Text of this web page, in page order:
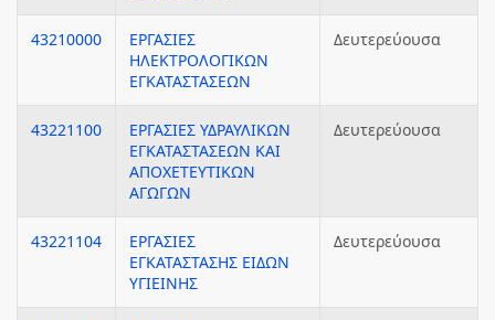
43210000
ΕΡΓΑΣΙΕΣ
ΗΛΕΚΤΡΟΛΟΓΙΚΩΝ
ΕΓΚΑΤΑΣΤΑΣΕΩΝ
Δευτερεύουσα
43221100
ΕΡΓΑΣΙΕΣ ΥΔΡΑΥΛΙΚΩΝ
ΕΓΚΑΤΑΣΤΑΣΕΩΝ ΚΑΙ
ΑΠΟΧΕΤΕΥΤΙΚΩΝ
ΑΓΩΓΩΝ
Δευτερεύουσα
43221104
ΕΡΓΑΣΙΕΣ
ΕΓΚΑΤΑΣΤΑΣΗΣ ΕΙΔΩΝ
ΥΓΙΕΙΝΗΣ
Δευτερεύουσα